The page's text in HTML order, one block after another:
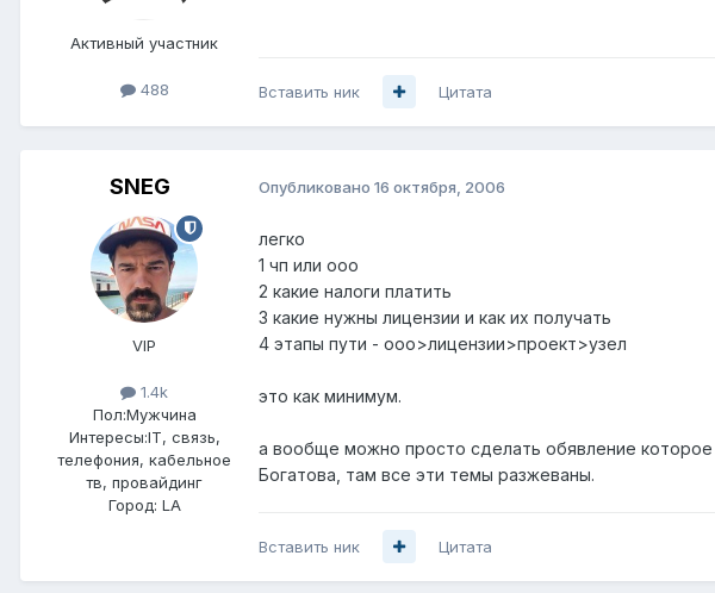
Активный участник
488 Вставить ник Цитата
SNEG
VIP
1.4k
Пол:Мужчина
Интересы:IT, связь,
телефония, кабельное
тв, провайдинг
Город: LA
Опубликовано 16 октября, 2006
легко
1 чп или ооо
2 какие налоги платить
3 какие нужны лицензии и как их получать
4 этапы пути - ооо>лицензии>проект>узел
это как минимум.
а вообще можно просто сделать обявление
Богатова, там все эти темы разжеваны.
Вставить ник Цитата